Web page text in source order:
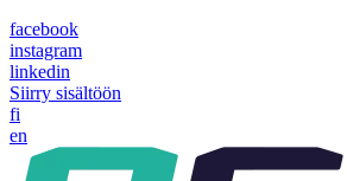
facebook
instagram
linkedin
Siirry sisältöön
fi
en